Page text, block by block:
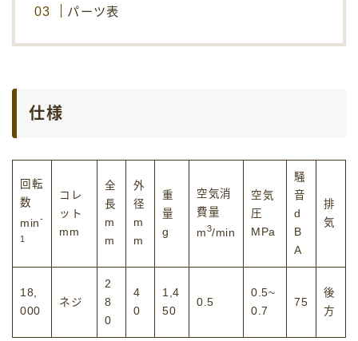
パーツ表
仕様
回転
数
min-
1
コレ
ット
mm
全
長
m
m
外
径
m
m
重
量
g
空気消
費量
m3/min
空気
圧
MPa
騒
音
d
B
A
排
気
18,
000
ネジ
2
8
0
4
0
1,4
50
0.5
0.5~
0.7
75
後
方